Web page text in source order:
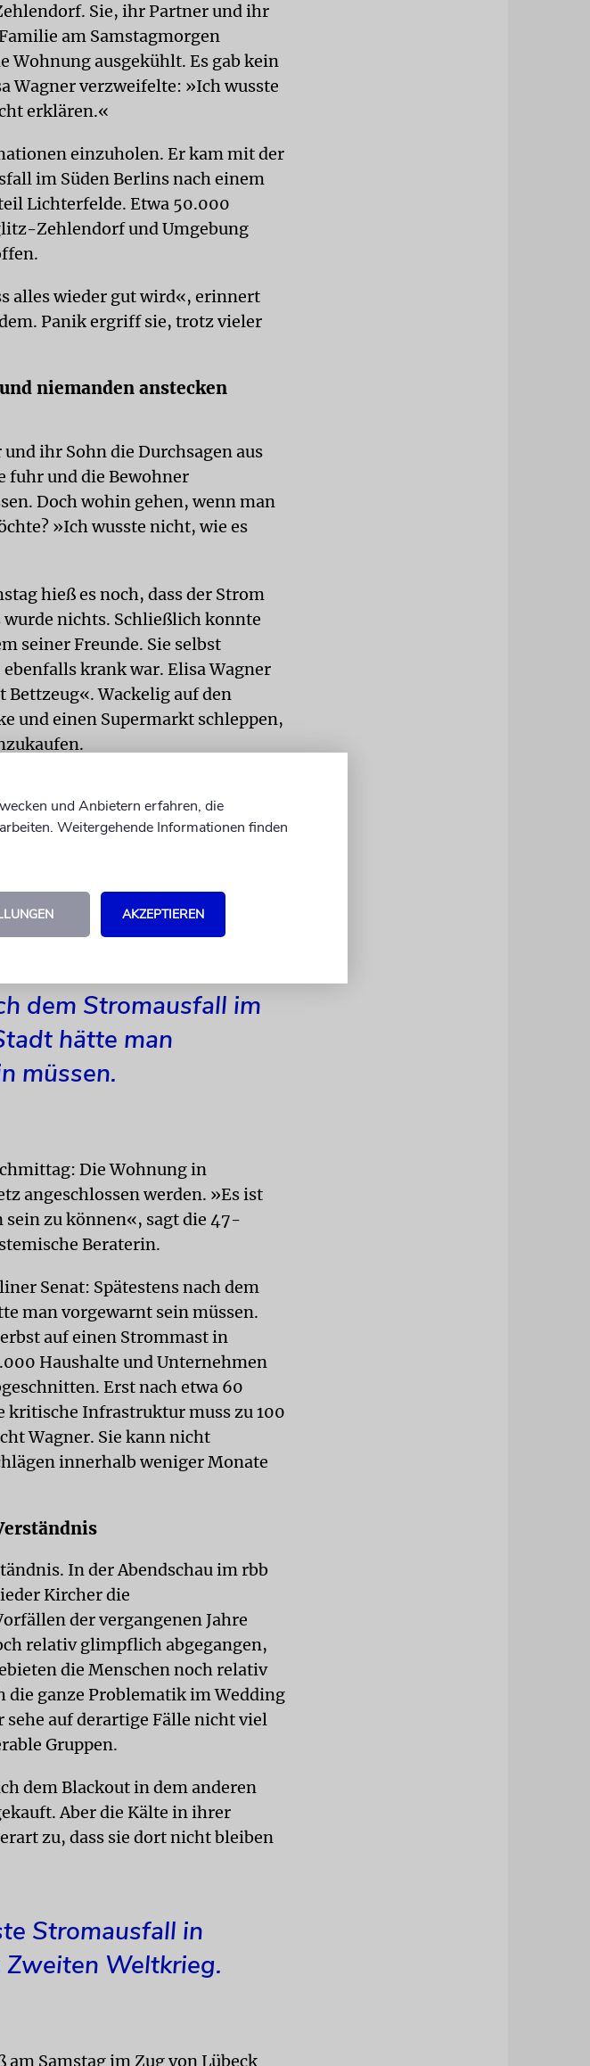
Sie, ihr Partner und ihr
am Samstagmorgen
Wohnung ausgekühlt. Es gab kein
Wagner verzweifelte: »Ich wusste
erklären.«
einzuholen. Er kam mit der
im Süden Berlins nach einem
Lichterfelde. Etwa 50.000
Zehlendorf und Umgebung
alles wieder gut wird«, erinnert
Panik ergriff sie, trotz vieler
niemanden anstecken
ihr Sohn die Durchsagen aus
fuhr und die Bewohner
Doch wohin gehen, wenn man
»Ich wusste nicht, wie es
hieß es noch, dass der Strom
wurde nichts. Schließlich konnte
seiner Freunde. Sie selbst
krank war. Elisa Wagner
Wackelig auf den
und einen Supermarkt schleppen,
warm, konnte aber geheizt
Schaden zu nehmen,
zurück. Dazu kamen die
Wohnung die Kälte unbeschadet
für einen Schaden auf? Und
wieder Strom?
dem Stromausfall im
hätte man
müssen.
Die Wohnung in
angeschlossen werden. »Es ist
sein zu können«, sagt die 47-
Beraterin.
Senat: Spätestens nach dem
man vorgewarnt sein müssen.
auf einen Strommast in
Haushalte und Unternehmen
Erst nach etwa 60
kritische Infrastruktur muss zu 100
Wagner. Sie kann nicht
innerhalb weniger Monate
In der Abendschau im rbb
Kircher die
der vergangenen Jahre
relativ glimpflich abgegangen,
die Menschen noch relativ
die ganze Problematik im Wedding
auf derartige Fälle nicht viel
Gruppen.
dem Blackout in dem anderen
Aber die Kälte in ihrer
zu, dass sie dort nicht bleiben
Stromausfall in
Weltkrieg.
Samstag im Zug von Lübeck
und Anbietern erfahren, die
Weitergehende Informationen finden
AKZEPTIEREN